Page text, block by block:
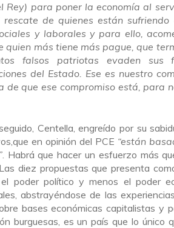
Rey) para poner la economía al
de quienes están
y laborales y para ello,
quien más tiene más pague, que
falsos patriotas evaden
del Estado. Ese es nuestro
de que ese compromiso está, para
Centella, engreído por su
en opinión del PCE “están
. Habrá que hacer un esfuerzo más
diez propuestas que presenta
poder político y menos el poder
abstrayéndose de las
bases económicas capitalistas y
burguesas, es un país que lo único